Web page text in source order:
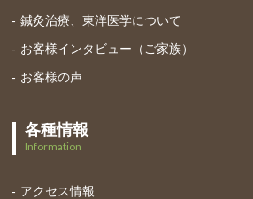
鍼灸治療、東洋医学について
お客様インタビュー（ご家族）
お客様の声
各種情報
Information
アクセス情報